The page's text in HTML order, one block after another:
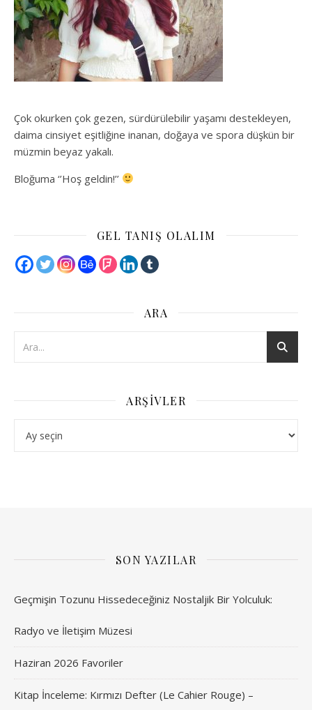
Çok okurken çok gezen, sürdürülebilir yaşamı destekleyen,
daima cinsiyet eşitliğine inanan, doğaya ve spora düşkün bir
müzmin beyaz yakalı.
Bloğuma ‘’Hoş geldin!’’
GEL TANIŞ OLALIM
ARA
ARŞIVLER
SON YAZILAR
Geçmişin Tozunu Hissedeceğiniz Nostaljik Bir Yolculuk:
Radyo ve İletişim Müzesi
Haziran 2026 Favoriler
Kitap İnceleme: Kırmızı Defter (Le Cahier Rouge) –